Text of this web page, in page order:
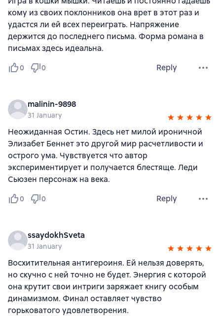
кому из своих поклонников она врет в этот раз и
удастся ли ей всех переиграть. Напряжение
держится до последнего письма. Форма романа в
письмах здесь идеальна.
0 0 Reply
malinin-9898
31 January
Неожиданная Остин. Здесь нет милой ироничной
Элизабет Беннет это другой мир расчетливости и
острого ума. Чувствуется что автор
экспериментирует и получается блестяще. Леди
Сьюзен персонаж на века.
0 0 Reply
ssaydokhSveta
31 January
Восхитительная антигероиня. Ей нельзя доверять,
но скучно с ней точно не будет. Энергия с которой
она крутит свои интриги заряжает книгу особым
динамизмом. Финал оставляет чувство
горьковатого удовлетворения.